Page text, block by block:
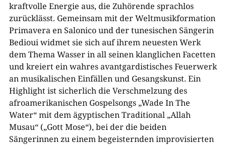
kraftvolle Energie aus, die Zuhörende sprachlos
zurücklässt. Gemeinsam mit der Weltmusikformation
Primavera en Salonico und der tunesischen Sängerin
Bedioui widmet sie sich auf ihrem neuesten Werk
dem Thema Wasser in all seinen klanglichen Facetten
und kreiert ein wahres avantgardistisches Feuerwerk
an musikalischen Einfällen und Gesangskunst. Ein
Highlight ist sicherlich die Verschmelzung des
afroamerikanischen Gospelsongs „Wade In The
Water“ mit dem ägyptischen Traditional „Allah
Musau“ („Gott Mose“), bei der die beiden
Sängerinnen zu einem begeisternden improvisierten